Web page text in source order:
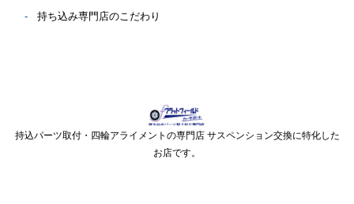
持ち込み専門店のこだわり
持込パーツ取付・四輪アライメントの専門店 サスペンション交換に特化した
お店です。